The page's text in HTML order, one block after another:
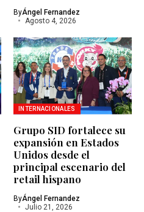
ByÁngel Fernandez
Agosto 4, 2026
INTERNACIONALES
Grupo SID fortalece su
expansión en Estados
Unidos desde el
principal escenario del
retail hispano
ByÁngel Fernandez
Julio 21, 2026